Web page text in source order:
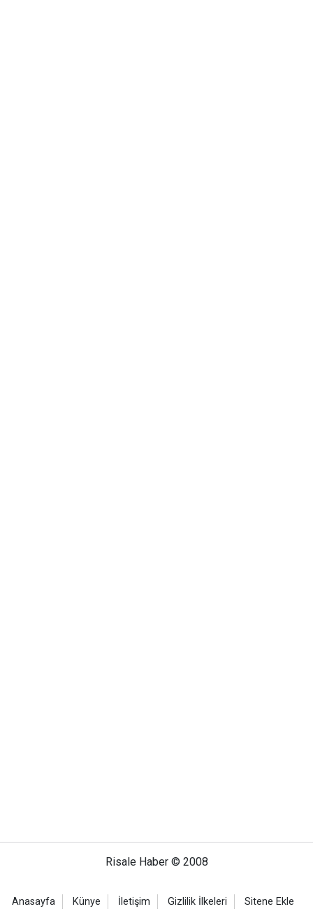
Risale Haber © 2008
Anasayfa Künye İletişim Gizlilik İlkeleri Sitene Ekle